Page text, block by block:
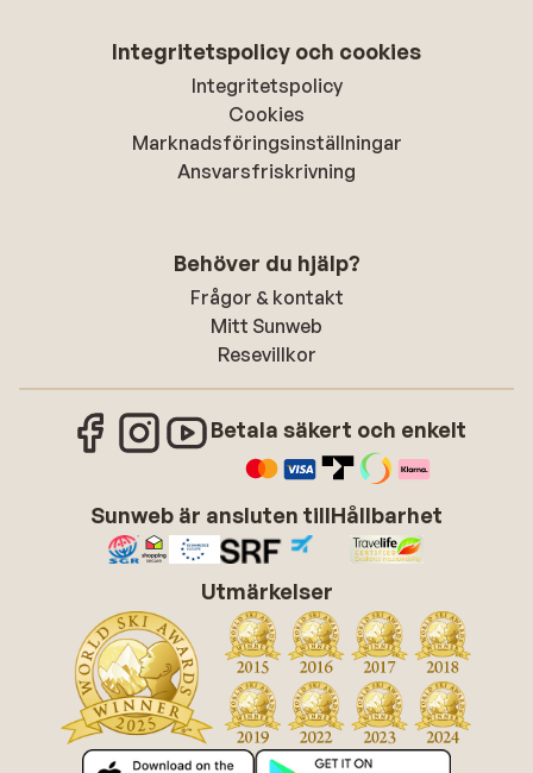
Integritetspolicy och cookies
Integritetspolicy
Cookies
Marknadsföringsinställningar
Ansvarsfriskrivning
Behöver du hjälp?
Frågor & kontakt
Mitt Sunweb
Resevillkor
Betala säkert och enkelt
Sunweb är ansluten tillHållbarhet
Utmärkelser